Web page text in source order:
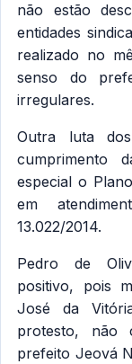
não estão
entidades
realizado no
senso do
irregulares.
Outra luta
cumprimento
especial o
em
13.022/2014.
Pedro de
positivo, pois
José da
protesto, não
prefeito Jeová